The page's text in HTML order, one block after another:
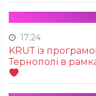
17:24
KRUТ із
Тернополі в